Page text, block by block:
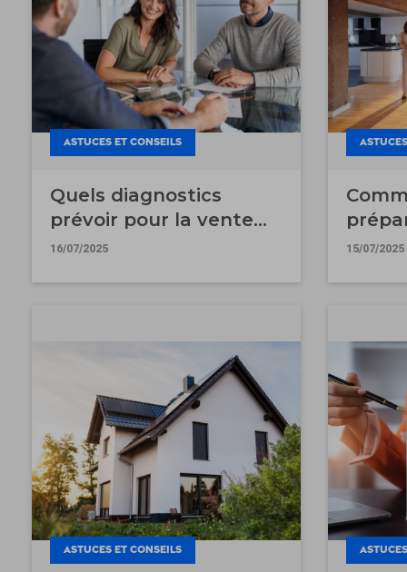
ASTUCES ET CONSEILS
Quels diagnostics
prévoir pour la vente
d'un garage ?
16/07/2025
pour
15/07/2025
ASTUCES ET CONSEILS